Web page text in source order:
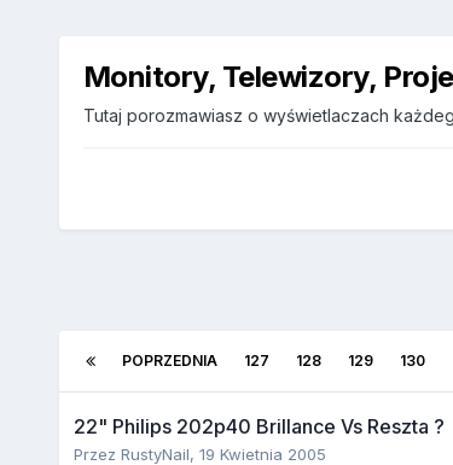
Monitory, Telewizory,
Tutaj porozmawiasz o wyświetlaczach
POPRZEDNIA 127 128 129 130
22" Philips 202p40 Brillance Vs Reszta ?
Przez RustyNail, 19 Kwietnia 2005